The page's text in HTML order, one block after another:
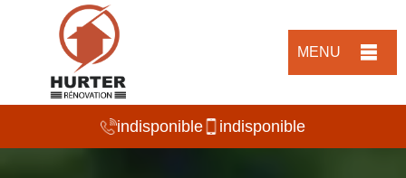
MENU
indisponible indisponible